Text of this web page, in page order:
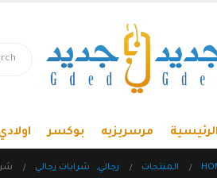
الرئيسية مرسريزيه بوكسر
المنتجات رجالي, شرابات رجالي